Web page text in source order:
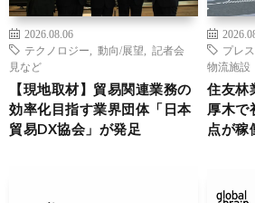
2026.08.06
テクノロジー
動向/展望
記者会
見など
【現地取材】貿易関連業務の
効率化目指す業界団体「日本
貿易DX協会」が発足
プレ
物流施設
住友林
厚木で
点が稼